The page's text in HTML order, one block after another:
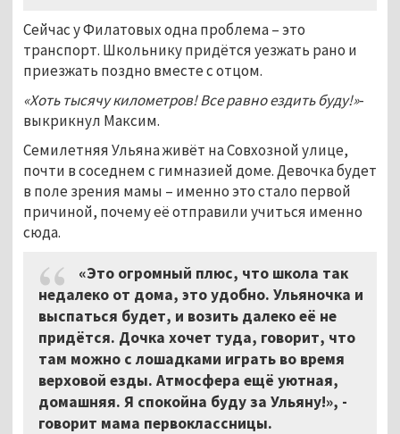
Сейчас у Филатовых одна проблема – это
транспорт. Школьнику придётся уезжать рано и
приезжать поздно вместе с отцом.
«Хоть тысячу километров! Все равно ездить буду!»-
выкрикнул Максим.
Семилетняя Ульяна живёт на Совхозной улице,
почти в соседнем с гимназией доме. Девочка будет
в поле зрения мамы – именно это стало первой
причиной, почему её отправили учиться именно
сюда.
«Это огромный плюс, что школа так
недалеко от дома, это удобно. Ульяночка и
выспаться будет, и возить далеко её не
придётся. Дочка хочет туда, говорит, что
там можно с лошадками играть во время
верховой езды. Атмосфера ещё уютная,
домашняя. Я спокойна буду за Ульяну!», -
говорит мама первоклассницы.